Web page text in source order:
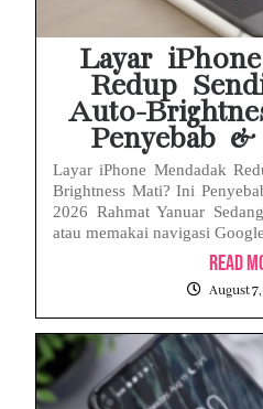
Layar
Redup
Auto-
Penyebab
Layar iPhone Mendadak
Brightness Mati? Ini
2026 Rahmat Yanuar
atau memakai navigasi
Read
August 7,